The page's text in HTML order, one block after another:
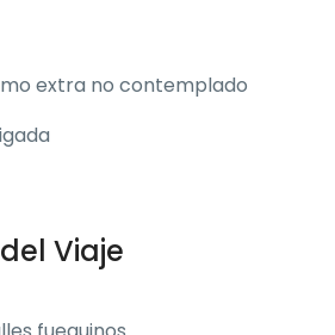
extra no contemplado
Viaje